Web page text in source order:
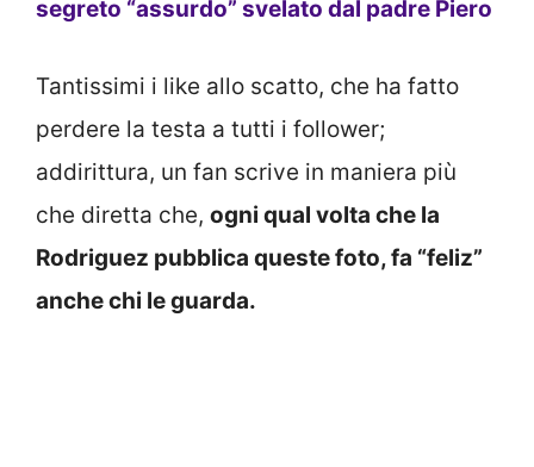
segreto “assurdo” svelato dal padre Piero
Tantissimi i like allo scatto, che ha fatto
perdere la testa a tutti i follower;
addirittura, un fan scrive in maniera più
che diretta che, ogni qual volta che la
Rodriguez pubblica queste foto, fa “feliz”
anche chi le guarda.